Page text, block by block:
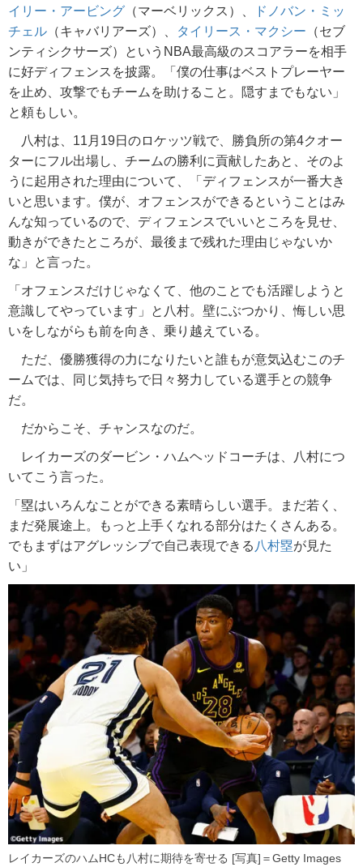
イリー・アービング （マーベリックス）、
ドノバン・ミッ
チェル （キャバリアーズ）、 タイリース・マクシー （セブ
ンティシクサーズ）というNBA最高級のスコアラーを相手
に好ディフェンスを披露。「僕の仕事はベストプレーヤー
を止め、攻撃でもチームを助けること。隠すまでもない」
と頼もしい。
八村は、11月19日のロケッツ戦で、勝負所の第4クオー
ターにフル出場し、チームの勝利に貢献したあと、そのよ
うに起用された理由について、「ディフェンスが一番大き
いと思います。僕が、オフェンスができるということはみ
んな知っているので、ディフェンスでいいところを見せ、
動きができたところが、最後まで残れた理由じゃないか
な」と言った。
「オフェンスだけじゃなくて、他のことでも活躍しようと
意識してやっています」と八村。壁にぶつかり、悔しい思
いをしながらも前を向き、乗り越えている。
ただ、優勝獲得の力になりたいと誰もが意気込むこのチ
ームでは、同じ気持ちで日々努力している選手との競争
だ。
だからこそ、チャンスなのだ。
レイカーズのダービン・ハムヘッドコーチは、八村につ
いてこう言った。
「塁はいろんなことができる素晴らしい選手。まだ若く、
まだ発展途上。もっと上手くなれる部分はたくさんある。
でもまずはアグレッシブで自己表現できる 八村塁が見た
い」
レイカーズのハムHCも八村に期待を寄せる [写真]＝Getty Images